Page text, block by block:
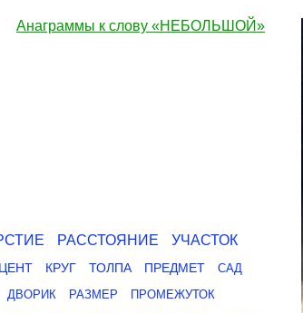
Анаграммы к слову «НЕБОЛЬШОЙ»
РАССТОЯНИЕ
УЧАСТОК
КРУГ ТОЛПА ПРЕДМЕТ
САД
ДВОРИК РАЗМЕР
ПРОМЕЖУТОК